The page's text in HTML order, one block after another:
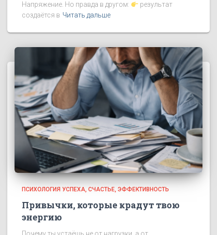
Напряжение. Но правда в другом:
результат
создаётся в Читать дальше
ПСИХОЛОГИЯ УСПЕХА СЧАСТЬЕ ЭФФЕКТИВНОСТЬ
Привычки, которые крадут твою
энергию